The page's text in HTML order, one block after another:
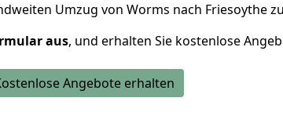
Umzug von Worms nach Friesoythe
aus, und erhalten Sie kostenlose
Angebote erhalten